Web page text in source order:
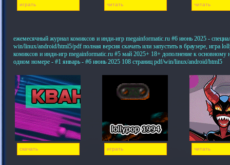
играть читать читать
ежемесячный журнал комиксов и инди-игр megainformatic.ru #6 июнь 2025 -
win/linux/android/html5/pdf полная версия скачать или запустить в браузере, игра
комиксов и инди-игр megainformatic.ru #5 май 2025+ 18+ дополнение к основному
одном номере - #1 январь - #6 июнь 2025 108 страниц pdf/win/linux/android/html5
скачать играть читать